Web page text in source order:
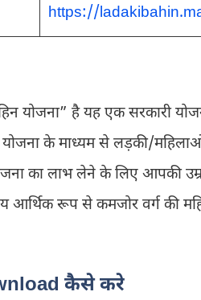
https://
योजना” है यह एक सरकारी
के माध्यम से लड़की/
का लाभ लेने के लिए आपकी
आर्थिक रूप से कमजोर वर्ग की
कैसे करे